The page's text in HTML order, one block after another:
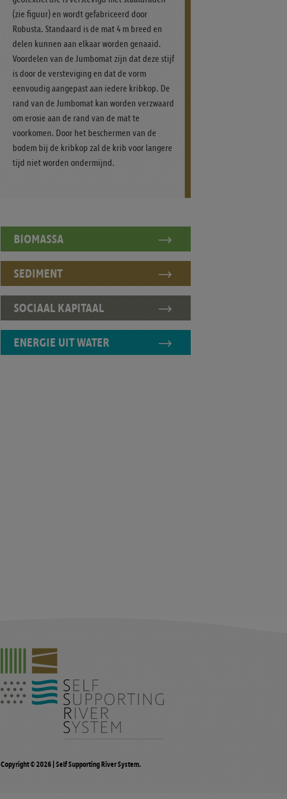
(zie figuur) en wordt gefabriceerd door
Robusta. Standaard is de mat 4 m breed en
delen kunnen aan elkaar worden genaaid.
Voordelen van de Jumbomat zijn dat deze stijf
is door de versteviging en dat de vorm
eenvoudig aangepast aan iedere kribkop. De
rand van de Jumbomat kan worden verzwaard
om erosie aan de rand van de mat te
voorkomen. Door het beschermen van de
bodem bij de kribkop zal de krib voor langere
tijd niet worden ondermijnd.
BIOMASSA
SEDIMENT
SOCIAAL KAPITAAL
ENERGIE UIT WATER
Copyright© 2026 | Self Supporting River System.